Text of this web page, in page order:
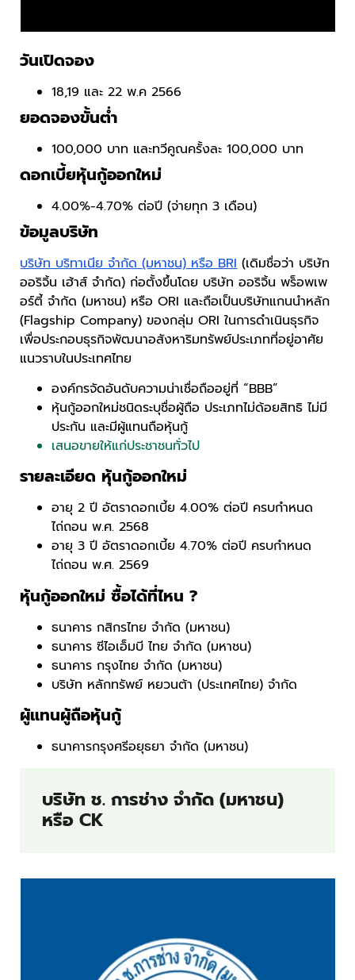
วันเปิดจอง
18,19 และ 22 พ.ค 2566
ยอดจองขั้นต่ำ
100,000 บาท และทวีคูณครั้งละ 100,000 บาท
ดอกเบี้ยหุ้นกู้ออกใหม่
4.00%-4.70% ต่อปี (จ่ายทุก 3 เดือน)
ข้อมูลบริษัท
บริษัท บริทาเนีย จำกัด (มหาชน) หรือ BRI (เดิมชื่อว่า บริษัท
ออริจิ้น เฮ้าส์ จำกัด) ก่อตั้งขึ้นโดย บริษัท ออริจิ้น พร็อพเพ
อร์ตี้ จำกัด (มหาชน) หรือ ORI และถือเป็นบริษัทแกนนำหลัก
(Flagship Company) ของกลุ่ม ORI ในการดำเนินธุรกิจ
เพื่อประกอบธุรกิจพัฒนาอสังหาริมทรัพย์ประเภทที่อยู่อาศัย
แนวราบในประเทศไทย
องค์กรจัดอันดับความน่าเชื่อถืออยู่ที่ “BBB”
หุ้นกู้ออกใหม่ชนิดระบุชื่อผู้ถือ ประเภทไม่ด้อยสิทธิ ไม่มี
ประกัน และมีผู้แทนถือหุ้นกู้
เสนอขายให้แก่ประชาชนทั่วไป
รายละเอียด หุ้นกู้ออกใหม่
อายุ 2 ปี อัตราดอกเบี้ย 4.00% ต่อปี ครบกำหนด
ไถ่ถอน พ.ศ. 2568
อายุ 3 ปี อัตราดอกเบี้ย 4.70% ต่อปี ครบกำหนด
ไถ่ถอน พ.ศ. 2569
หุ้นกู้ออกใหม่ ซื้อได้ที่ไหน ?
ธนาคาร กสิกรไทย จำกัด (มหาชน)
ธนาคาร ซีไอเอ็มบี ไทย จำกัด (มหาชน)
ธนาคาร กรุงไทย จำกัด (มหาชน)
บริษัท หลักทรัพย์ หยวนต้า (ประเทศไทย) จำกัด
ผู้แทนผู้ถือหุ้นกู้
ธนาคารกรุงศรีอยุธยา จำกัด (มหาชน)
บริษัท ช. การช่าง จำกัด (มหาชน)
หรือ CK